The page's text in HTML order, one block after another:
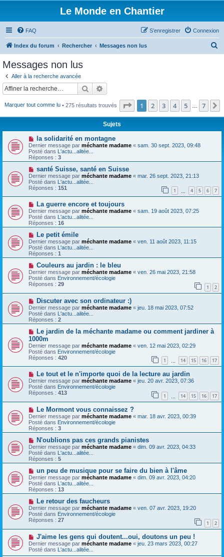
Le Monde en Chantier
FAQ Connexion
S’enregistrer
Index du forum Rechercher Messages non lus
c
Messages non lus
Aller à la recherche avancée
Rechercher
Marquer tout comme lu• 275 résultats trouvés Page 1sur7
1 2 3 4 5 7
Sujets
N
o
u
v
e
a
u
m
e
s
s
a
g
e
la solidarité en montagne
Dernier message par méchante madame « sam. 30 sept. 2023, 09:48
Posté dans L'actu...alitée...
Réponses : 3
N
o
u
v
e
a
m
e
s
s
a
g
e
santé Suisse, santé en Suisse
Dernier message par méchante madame « mar. 26 sept. 2023, 21:13
Posté dans L'actu...alitée...
Réponses : 151 1 4 5 6 7
N
o
u
v
e
a
u
m
e
s
s
a
g
e
La guerre encore et toujours
Dernier message par méchante madame « sam. 19 août 2023, 07:25
Posté dans L'actu...alitée...
Réponses : 16
N
o
u
v
e
a
m
e
s
s
a
g
e
Le petit émile
Dernier message par méchante madame « ven. 11 août 2023, 11:15
Posté dans L'actu...alitée...
Réponses : 1
N
o
u
v
e
a
u
m
e
s
s
a
g
e
Couleurs au jardin : le bleu
Dernier message par méchante madame « ven. 26 mai 2023, 21:58
Posté dans Environnement/écologie
Réponses : 29 1 2
N
o
u
v
e
a
u
m
e
s
s
a
g
e
Discuter avec son ordinateur :)
Dernier message par méchante madame « jeu. 18 mai 2023, 07:52
Posté dans L'actu...alitée...
Réponses : 2
N
o
u
v
e
a
u
m
e
s
s
a
g
e
Le jardin de la méchante madame ou comment jardiner à
1000m
Dernier message par méchante madame « ven. 12 mai 2023, 02:29
Posté dans Environnement/écologie
Réponses : 420 1 14 15 16 17
N
o
u
v
e
a
m
e
s
s
a
g
e
Le tout et le n'importe quoi de la lecture au jardin
Dernier message par méchante madame « jeu. 20 avr. 2023, 07:36
Posté dans Environnement/écologie
Réponses : 413 1 14 15 16 17
N
o
u
v
e
a
u
m
e
s
s
a
g
e
Le Mormont vous connaissez ?
Dernier message par méchante madame « mar. 18 avr. 2023, 00:39
Posté dans Environnement/écologie
Réponses : 3
N
o
u
v
e
a
u
m
e
s
s
a
g
e
N'oublions pas ces grands pianistes
Dernier message par méchante madame « dim. 09 avr. 2023, 04:33
Posté dans L'actu...alitée...
Réponses : 5
N
o
u
v
e
a
u
m
e
s
s
g
e
un peu de musique pour se faire du bien à l'âme
Dernier message par méchante madame « dim. 09 avr. 2023, 04:20
Posté dans L'actu...alitée...
Réponses : 13
N
o
u
v
e
a
m
e
Le retour des faucheurs
Dernier message par méchante madame « ven. 07 avr. 2023, 19:20
Posté dans Environnement/écologie
Réponses : 27 1 2
N
o
u
v
J'aime les gens qui doutent...oui, doutons un peu !
Dernier message par méchante madame « jeu. 23 mars 2023, 00:27
Posté dans L'actu...alitée...